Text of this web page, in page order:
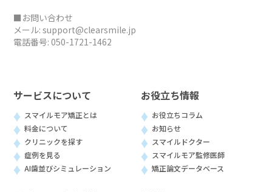
■お問い合わせ
メール: support@clearsmile.jp
電話番号: 050-1721-1462
サービスについて
スマイルモア矯正とは
料金について
クリニックを探す
症例を見る
AI歯並びシミュレーション
お役立ち情報
お役立ちコラム
お知らせ
スマイルドクター
スマイルモア監修医師
矯正論文データベース